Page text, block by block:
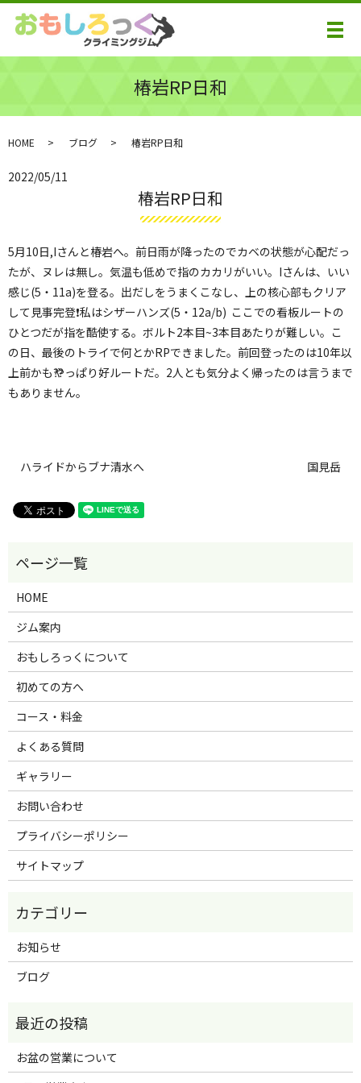
メ
椿岩RP日和
HOME ブログ 椿岩RP日和
2022/05/11
椿岩RP日和
5月10日,Iさんと椿岩へ。前日雨が降ったのでカベの状態が心配だっ
たが、ヌレは無し。気温も低めで指のカカリがいい。Iさんは、いい
感じ(5・11a)を登る。出だしをうまくこなし、上の核心部もクリア
して見事完登❗️私はシザーハンズ(5・12a/b) ここでの看板ルートの
ひとつだが指を酷使する。ボルト2本目~3本目あたりが難しい。こ
の日、最後のトライで何とかRPできました。前回登ったのは10年以
上前かも⁇やっぱり好ルートだ。2人とも気分よく帰ったのは言うまで
もありません。
ハライドからブナ清水へ 国見岳
HOME
ジム案内
おもしろっくについて
初めての方へ
コース・料金
よくある質問
ギャラリー
お問い合わせ
プライバシーポリシー
サイトマップ
お知らせ
ブログ
お盆の営業について